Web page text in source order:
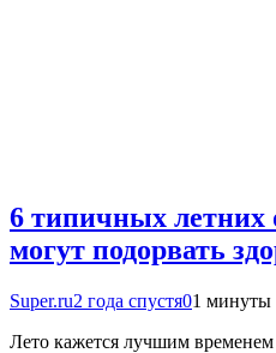
6 типичных
могут подорвать
Super.ru2 года спустя01 минуты
Лето кажется лучшим временем